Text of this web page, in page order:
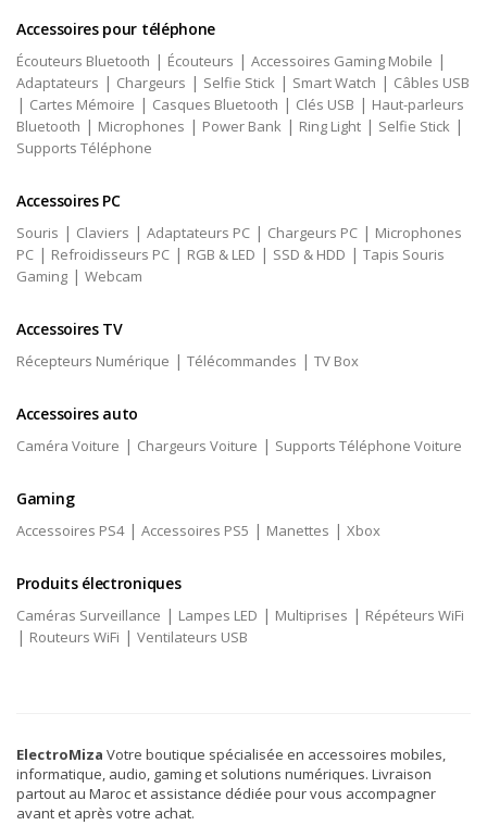
Accessoires pour téléphone
Écouteurs Bluetooth | Écouteurs | Accessoires Gaming Mobile |
Adaptateurs | Chargeurs | Selfie Stick | Smart Watch | Câbles USB
| Cartes Mémoire | Casques Bluetooth | Clés USB | Haut-parleurs
Bluetooth | Microphones | Power Bank | Ring Light | Selfie Stick |
Supports Téléphone
Accessoires PC
Souris | Claviers | Adaptateurs PC | Chargeurs PC | Microphones
PC | Refroidisseurs PC | RGB & LED | SSD & HDD | Tapis Souris
Gaming | Webcam
Accessoires TV
Récepteurs Numérique | Télécommandes | TV Box
Accessoires auto
Caméra Voiture | Chargeurs Voiture | Supports Téléphone Voiture
Gaming
Accessoires PS4| Accessoires PS5 | Manettes | Xbox
Produits électroniques
Caméras Surveillance | Lampes LED | Multiprises | Répéteurs WiFi
| Routeurs WiFi | Ventilateurs USB
ElectroMiza Votre boutique spécialisée en accessoires mobiles,
informatique, audio, gaming et solutions numériques. Livraison
partout au Maroc et assistance dédiée pour vous accompagner
avant et après votre achat.